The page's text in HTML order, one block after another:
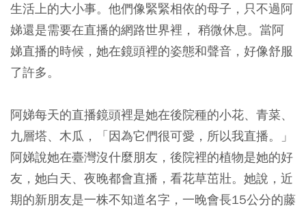
生活上的大小事。他們像緊緊相依的母子，只不過阿
娣還是需要在直播的網路世界裡， 稍微休息。當阿
娣直播的時候，她在鏡頭裡的姿態和聲音，好像舒服
了許多。
阿娣每天的直播鏡頭裡是她在後院種的小花、青菜、
九層塔、木瓜，「因為它們很可愛，所以我直播。」
阿娣說她在臺灣沒什麼朋友，後院裡的植物是她的好
友，她白天、夜晚都會直播，看花草茁壯。她說，近
期的新朋友是一株不知道名字，一晚會長15公分的藤